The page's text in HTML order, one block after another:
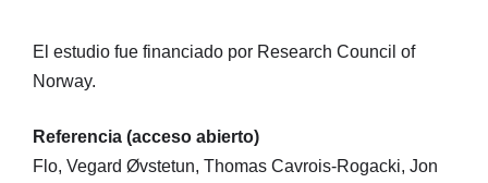
El estudio fue financiado por Research Council of
Norway.
Referencia (acceso abierto)
Flo, Vegard Øvstetun, Thomas Cavrois-Rogacki, Jon